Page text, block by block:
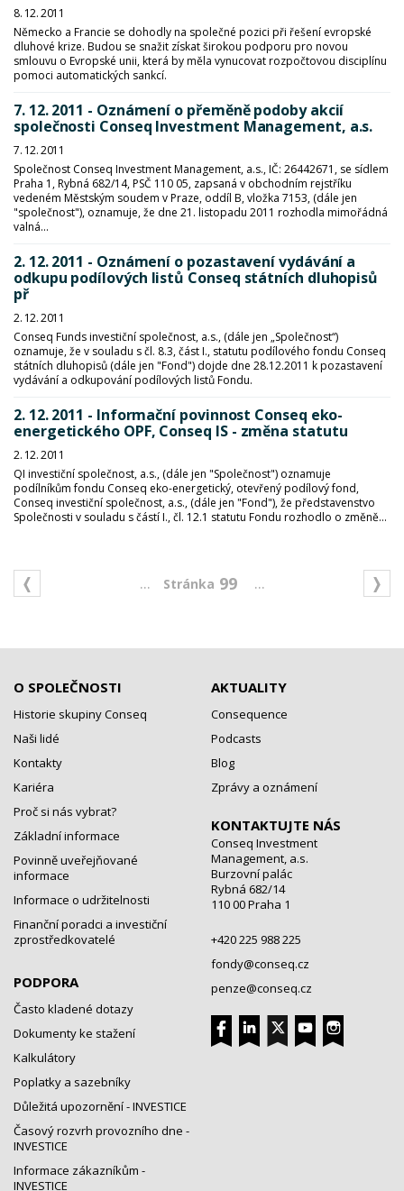
8. 12. 2011
Německo a Francie se dohodly na společné pozici při řešení evropské
dluhové krize. Budou se snažit získat širokou podporu pro novou
smlouvu o Evropské unii, která by měla vynucovat rozpočtovou disciplínu
pomoci automatických sankcí.
7. 12. 2011 - Oznámení o přeměně podoby akcií
společnosti Conseq Investment Management, a.s.
7. 12. 2011
Společnost Conseq Investment Management, a.s., IČ: 26442671, se sídlem
Praha 1, Rybná 682/14, PSČ 110 05, zapsaná v obchodním rejstříku
vedeném Městským soudem v Praze, oddíl B, vložka 7153, (dále jen
"společnost"), oznamuje, že dne 21. listopadu 2011 rozhodla mimořádná
valná...
2. 12. 2011 - Oznámení o pozastavení vydávání a
odkupu podílových listů Conseq státních dluhopisů
př
2. 12. 2011
Conseq Funds investiční společnost, a.s., (dále jen „Společnost“)
oznamuje, že v souladu s čl. 8.3, část I., statutu podílového fondu Conseq
státních dluhopisů (dále jen "Fond") dojde dne 28.12.2011 k pozastavení
vydávání a odkupování podílových listů Fondu.
2. 12. 2011 - Informační povinnost Conseq eko-
energetického OPF, Conseq IS - změna statutu
2. 12. 2011
QI investiční společnost, a.s., (dále jen "Společnost") oznamuje
podílníkům fondu Conseq eko-energetický, otevřený podílový fond,
Conseq investiční společnost, a.s., (dále jen "Fond"), že představenstvo
Společnosti v souladu s částí I., čl. 12.1 statutu Fondu rozhodlo o změně...
... 99 ...
O SPOLEČNOSTI
Historie skupiny Conseq
Naši lidé
Kontakty
Kariéra
Proč si nás vybrat?
Základní informace
Povinně uveřejňované
informace
Informace o udržitelnosti
Finanční poradci a investiční
zprostředkovatelé
PODPORA
Často kladené dotazy
Dokumenty ke stažení
Kalkulátory
Poplatky a sazebníky
Důležitá upozornění - INVESTICE
Časový rozvrh provozního dne -
INVESTICE
Informace zákazníkům -
INVESTICE
AKTUALITY
Consequence
Podcasts
Blog
Zprávy a oznámení
KONTAKTUJTE NÁS
Conseq Investment
Management, a.s.
Burzovní palác
Rybná 682/14
110 00 Praha 1
+420 225 988 225
fondy@conseq.cz
penze@conseq.cz